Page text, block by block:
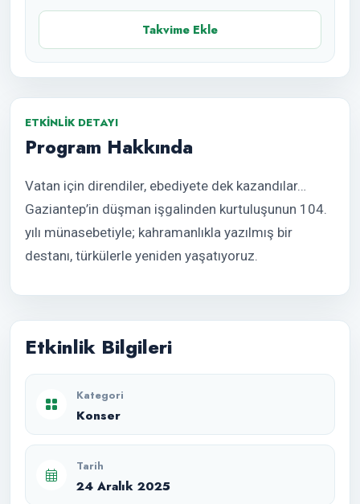
Takvime Ekle
ETKINLIK DETAYI
Program Hakkında
Vatan için direndiler, ebediyete dek kazandılar…
Gaziantep’in düşman işgalinden kurtuluşunun 104.
yılı münasebetiyle; kahramanlıkla yazılmış bir
destanı, türkülerle yeniden yaşatıyoruz.
Etkinlik Bilgileri
Kategori
Konser
Tarih
24 Aralık 2025